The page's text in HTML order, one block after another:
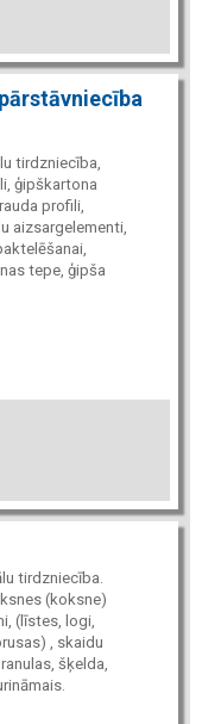
tirdzniecība,
ģipškartona
profili,
aizsargelementi,
tepe, ģipša
tirdzniecība.
(koksne)
(līstes, logi,
, skaidu
šķelda,